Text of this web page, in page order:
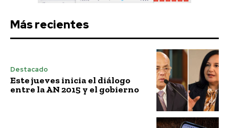
Más recientes
Destacado
Este jueves inicia el diálogo
entre la AN 2015 y el gobierno